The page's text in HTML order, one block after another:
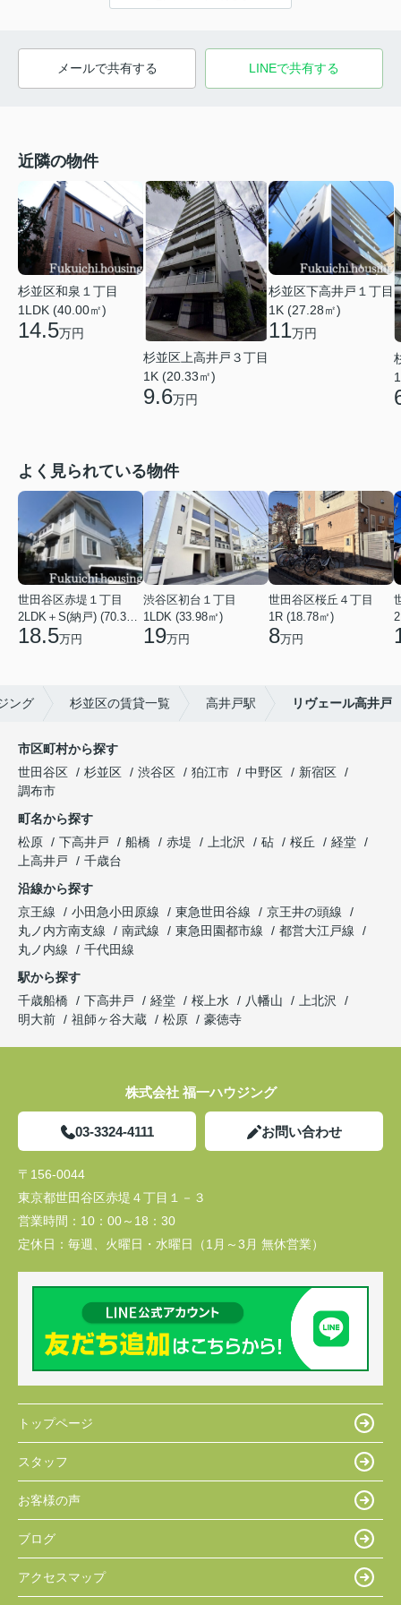
メールで共有する LINEで共有する
近隣の物件
杉並区和泉１丁目
1LDK (40.00㎡)
14.5万円
杉並区上高井戸３丁目
1K (20.33㎡)
9.6万円
杉並区下高井戸１丁目
1K (27.28㎡)
11万円
よく見られている物件
世田谷区赤堤１丁目
18.5万円
渋谷区初台１丁目
1LDK (33.98㎡)
19万円
世田谷区桜丘４丁目
1R (18.78㎡)
8万円
ング 杉並区の賃貸一覧 高井戸駅 リヴェール高井戸
市区町村から探す
世田谷区
杉並区 渋谷区 狛江市 中野区
新宿区
調布市
町名から探す
松原
下高井戸 船橋 赤堤 上北沢 砧 桜丘
経堂
上高井戸
千歳台
沿線から探す
京王線
小田急小田原線 東急世田谷線
京王井の頭線
丸ノ内方南支線
南武線 東急田園都市線
都営大江戸線
丸ノ内線
千代田線
駅から探す
千歳船橋
下高井戸 経堂 桜上水 八幡山
上北沢
明大前
祖師ヶ谷大蔵 松原 豪徳寺
株式会社 福一ハウジング
03-3324-4111 お問い合わせ
〒156-0044
東京都世田谷区赤堤４丁目１－３
営業時間： 10：00～18：30
定休日： 毎週、火曜日・水曜日（1月～3月 無休営業）
トップページ
スタッフ
お客様の声
ブログ
アクセスマップ